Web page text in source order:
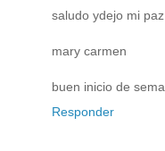
saludo ydejo mi paz.
mary carmen
buen inicio de
Responder